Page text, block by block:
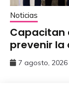
Noticias
Capacitan
prevenir la
7 agosto, 2026